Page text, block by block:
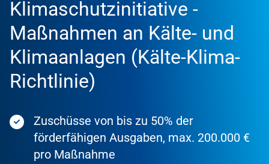
Klimaschutzinitiative -
Maßnahmen an Kälte- und
Klimaanlagen (Kälte-Klima-
Richtlinie)
Zuschüsse von bis zu 50% der
förderfähigen Ausgaben, max. 200.000 €
pro Maßnahme